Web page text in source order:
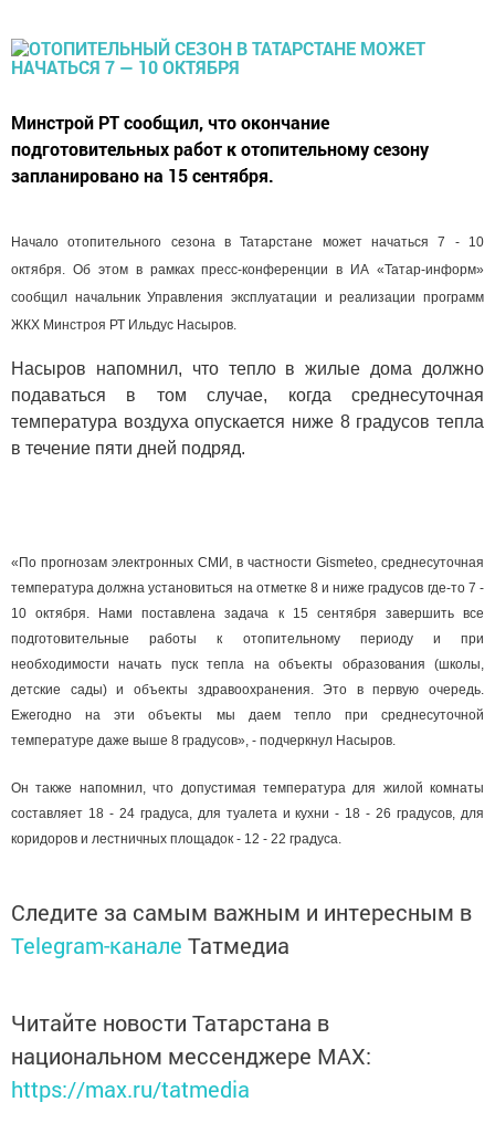
Минстрой РТ сообщил, что окончание
подготовительных работ к отопительному сезону
запланировано на 15 сентября.
Начало отопительного сезона в Татарстане может начаться 7 - 10
октября. Об этом в рамках пресс-конференции в ИА «Татар-информ»
сообщил начальник Управления эксплуатации и реализации программ
ЖКХ Минстроя РТ Ильдус Насыров.
Насыров напомнил, что тепло в жилые дома должно
подаваться в том случае, когда среднесуточная
температура воздуха опускается ниже 8 градусов тепла
в течение пяти дней подряд.
«По прогнозам электронных СМИ, в частности Gismeteo, среднесуточная
температура должна установиться на отметке 8 и ниже градусов где-то 7 -
10 октября. Нами поставлена задача к 15 сентября завершить все
подготовительные работы к отопительному периоду и при
необходимости начать пуск тепла на объекты образования (школы,
детские сады) и объекты здравоохранения. Это в первую очередь.
Ежегодно на эти объекты мы даем тепло при среднесуточной
температуре даже выше 8 градусов», - подчеркнул Насыров.
Он также напомнил, что допустимая температура для жилой комнаты
составляет 18 - 24 градуса, для туалета и кухни - 18 - 26 градусов, для
коридоров и лестничных площадок - 12 - 22 градуса.
Следите за самым важным и интересным в
Telegram-канале Татмедиа
Читайте новости Татарстана в
национальном мессенджере MАХ:
https://max.ru/tatmedia